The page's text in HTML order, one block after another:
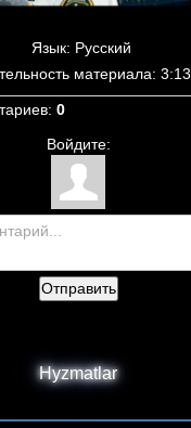
Язык: Русский
материала: 3:13
: 0
Войдите:
Отправить
Hyzmatlar